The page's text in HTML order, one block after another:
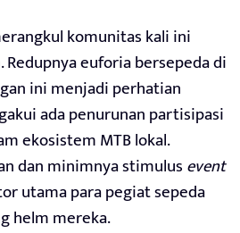
komunitas kali ini
Redupnya euforia bersepeda di
ini menjadi perhatian
ada penurunan partisipasi
ekosistem MTB lokal.
dan minimnya stimulusevent
utama para pegiat sepeda
helm mereka.